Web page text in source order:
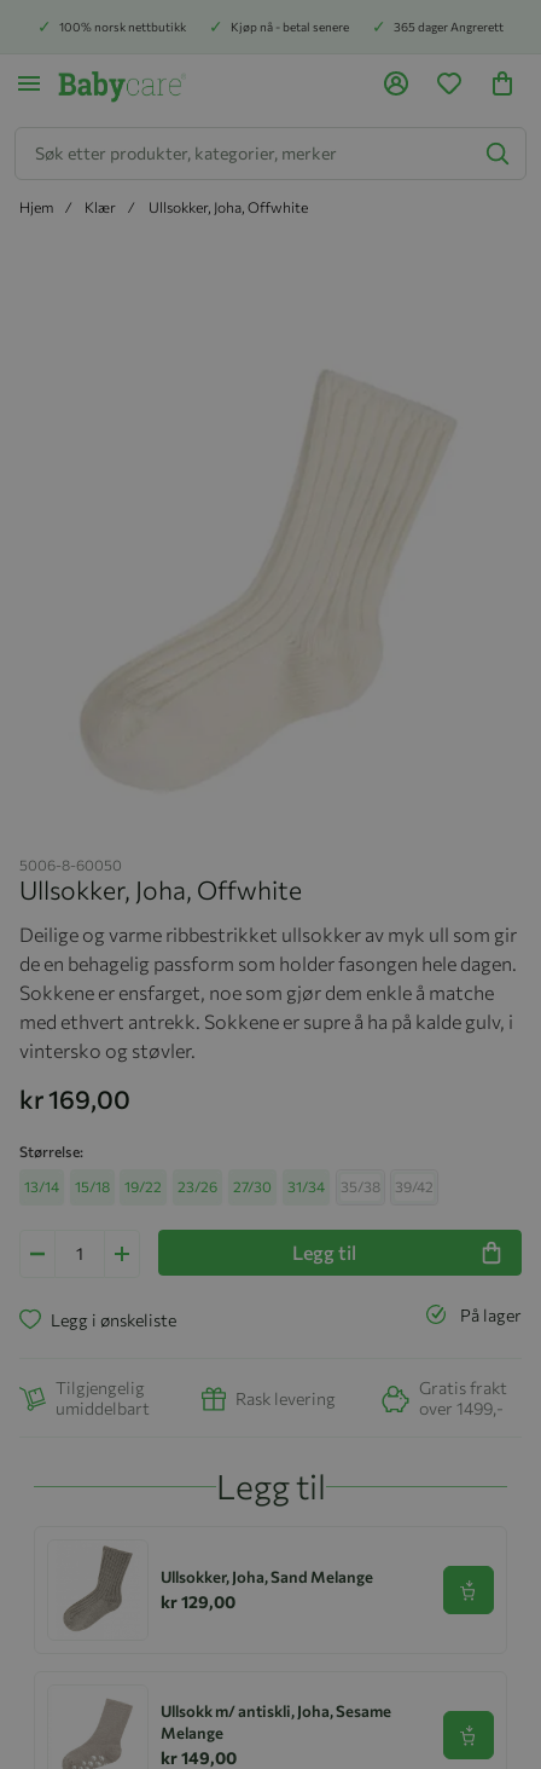
100% norsk nettbutikk Kjøp nå - betal senere 365 dager Angrerett
Hjem Klær Ullsokker, Joha, Offwhite
5006-8-60050
Ullsokker, Joha, Offwhite
Deilige og varme ribbestrikket ullsokker av myk ull som gir
de en behagelig passform som holder fasongen hele dagen.
Sokkene er ensfarget, noe som gjør dem enkle å matche
med ethvert antrekk. Sokkene er supre å ha på kalde gulv, i
vintersko og støvler.
kr 169,00
Størrelse
13/14 15/18 19/22 23/26 27/30 31/34 35/38 39/42
Legg til
På lager
Legg i ønskeliste
Tilgjengelig
umiddelbart
Rask levering
Gratis frakt
over 1499,-
Legg til
Ullsokker, Joha, Sand Melange
kr 129,00 Se
Ullsokk m/ antiskli, Joha, Sesame
Melange
kr 149,00
Se